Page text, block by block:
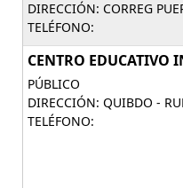
DIRECCIÓN: CORREG
TELÉFONO:
CENTRO EDUCATIVO
PÚBLICO
DIRECCIÓN: QUIBDO -
TELÉFONO: